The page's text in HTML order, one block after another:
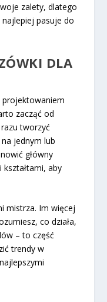
zalety, dlatego
pasuje do
DLA
projektowaniem
zacząć od
tworzyć
jednym lub
główny
aby
mistrza. Im więcej
co działa,
– to część
trendy w